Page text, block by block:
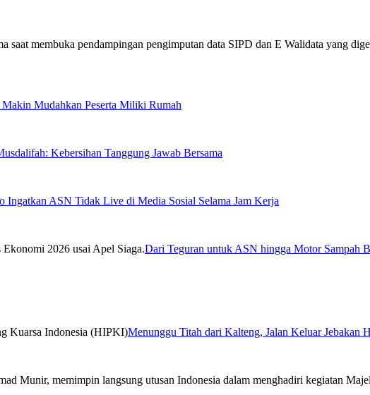
Mudahkan Peserta Miliki Rumah
Kebersihan Tanggung Jawab Bersama
Ingatkan ASN Tidak Live di Media Sosial Selama Jam Kerja
Dari Teguran untuk ASN hingga Motor Sampah
Menunggu Titah dari Kalteng, Jalan Keluar Jebakan